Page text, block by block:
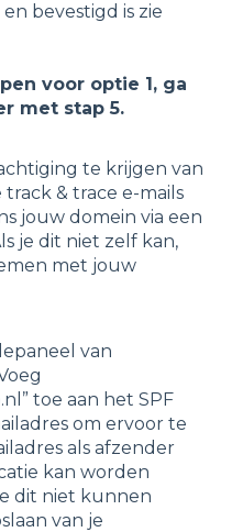
bevestigd is zie
voor optie 1, ga
met stap 5.
te krijgen van
& trace e-mails
jouw domein via een
je dit niet zelf kan,
met jouw
van
toe aan het SPF
om ervoor te
als afzender
kan worden
dit niet kunnen
van je